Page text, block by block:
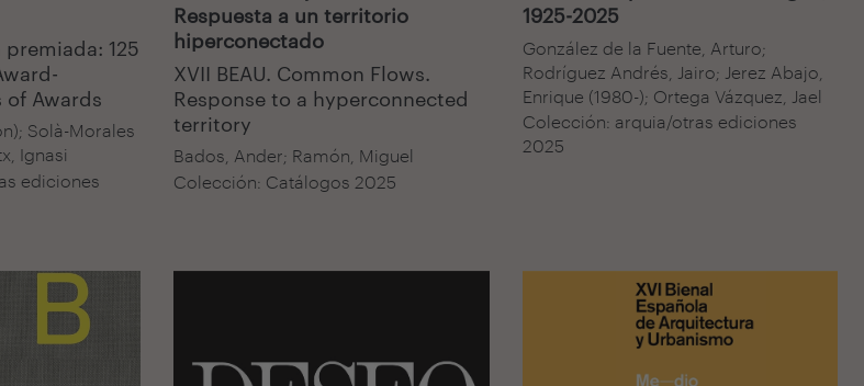
125
of Awards
Solà-Morales
Ignasi
ediciones
Respuesta a un territorio
hiperconectado
XVII BEAU. Common Flows.
Response to a hyperconnected
territory
Bados, Ander; Ramón, Miguel
Colección: Catálogos 2025
1925-2025
González de la Fuente, Arturo;
Rodríguez Andrés, Jairo; Jerez Abajo,
Enrique (1980-); Ortega Vázquez, Jael
Colección: arquia/otras ediciones
2025